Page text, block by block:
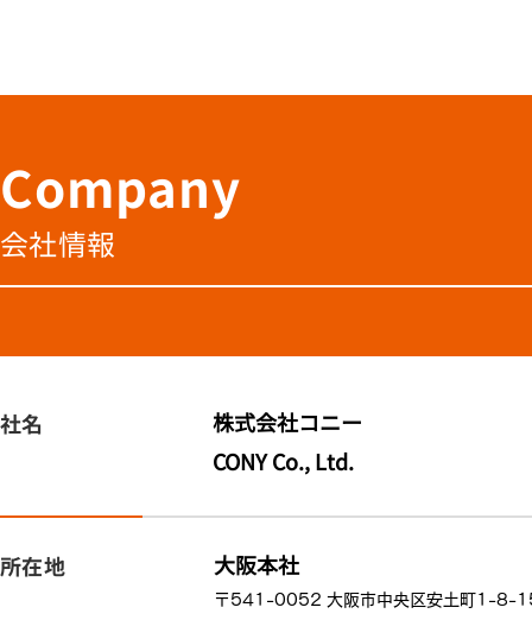
Company
会社情報
社名
株式会社コニー
CONY Co., Ltd.
所在地 大阪本社
〒541-0052 大阪市中央区安土町1-8-